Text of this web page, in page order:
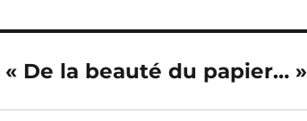
De la beauté du papier… »